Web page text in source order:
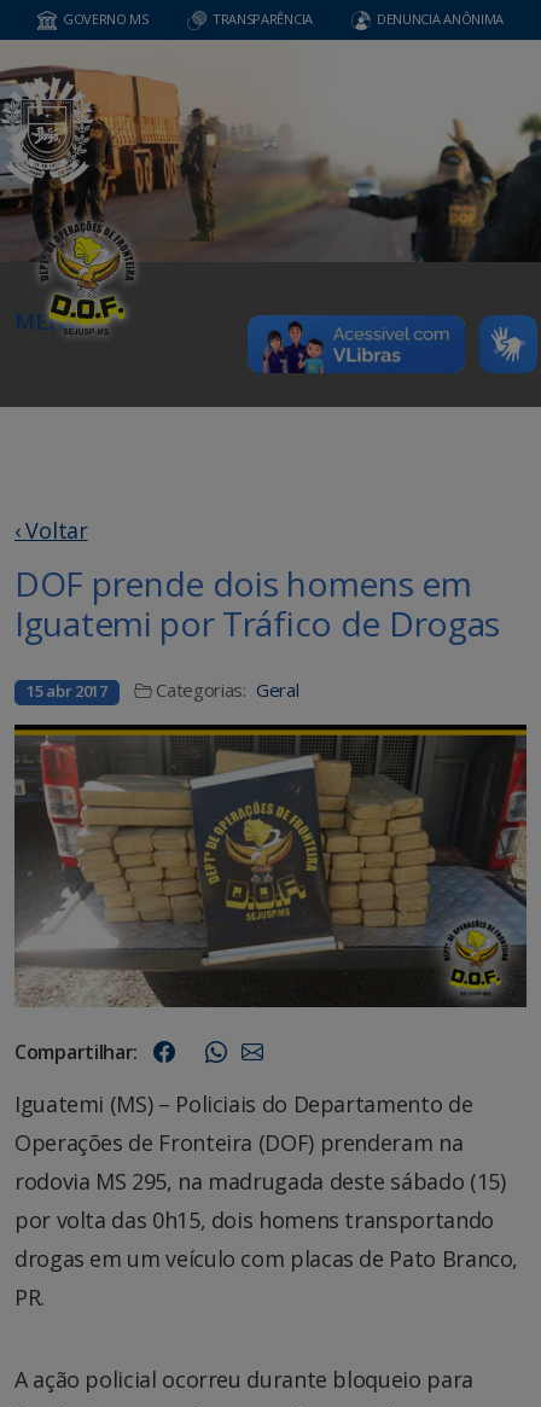
GOVERNO MS TRANSPARÊNCIA DENUNCIA ANÔNIMA
MENU
‹ Voltar
DOF prende dois homens em
Iguatemi por Tráfico de Drogas
15 abr 2017 Categorias: Geral
Compartilhar:
Iguatemi (MS) – Policiais do Departamento de
Operações de Fronteira (DOF) prenderam na
rodovia MS 295, na madrugada deste sábado (15)
por volta das 0h15, dois homens transportando
drogas em um veículo com placas de Pato Branco,
PR.
A ação policial ocorreu durante bloqueio para